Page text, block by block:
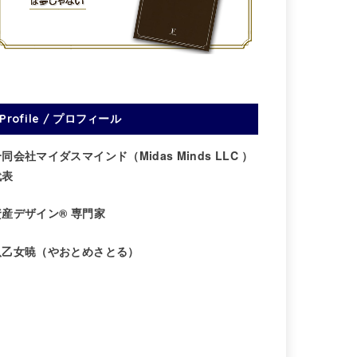
Profile / プロフィール
会社マイダスマインド（Midas Minds LLC ）
デザイン® 専門家
女暁（やおとめさとる）